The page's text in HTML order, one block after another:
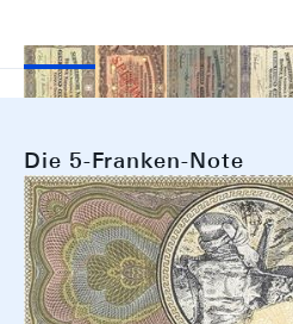
Die 5-Franken-Note